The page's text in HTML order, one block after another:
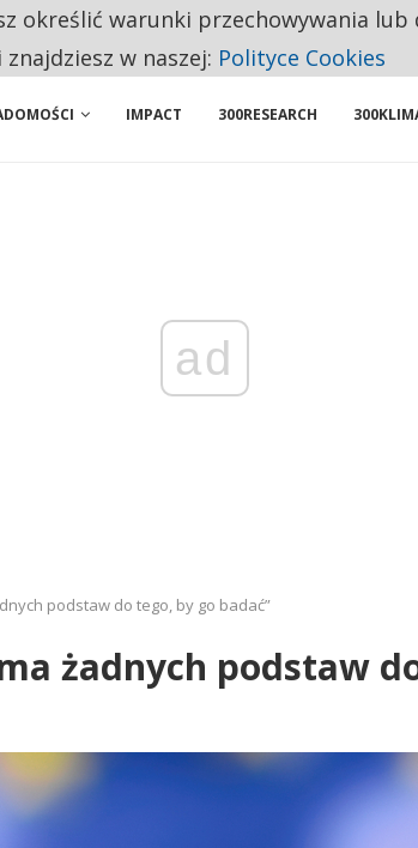
NA LIŚCIE SĄ DWA PODMIOTY Z POLSKI
IMPACT 300RESEARCH
ad
podstaw do tego, by go badać”
żadnych podstaw
określić warunki przechowywania
w naszej: Polityce Cookies